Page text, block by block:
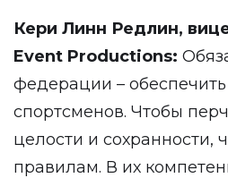
Кери Линн Редлин,
Event Productions:
федерации – обеспечить
спортсменов. Чтобы
целости и сохранности,
правилам. В их